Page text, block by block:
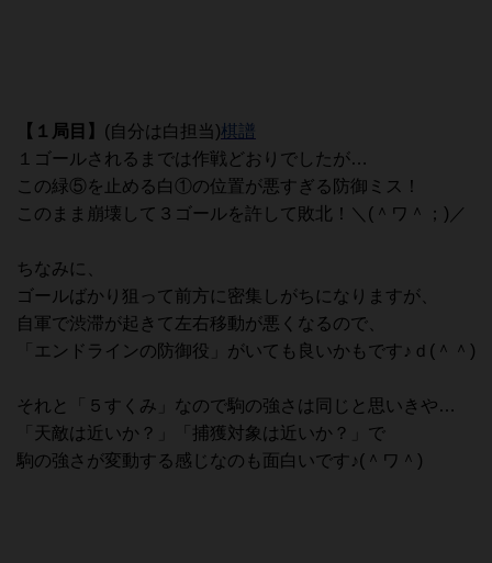
【１局目】 (自分は白担当)棋譜
１ゴールされるまでは作戦どおりでしたが…
この緑⑤を止める白①の位置が悪すぎる防御ミス！
このまま崩壊して３ゴールを許して敗北！＼(＾ワ＾；)／
ちなみに、
ゴールばかり狙って前方に密集しがちになりますが、
自軍で渋滞が起きて左右移動が悪くなるので、
「エンドラインの防御役」がいても良いかもです♪ｄ(＾＾)
それと「５すくみ」なので駒の強さは同じと思いきや…
「天敵は近いか？」「捕獲対象は近いか？」で
駒の強さが変動する感じなのも面白いです♪(＾ワ＾)